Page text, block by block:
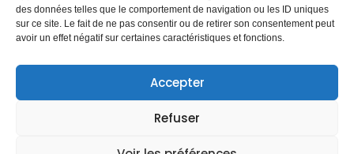
des données telles que le comportement de navigation ou les ID uniques
sur ce site. Le fait de ne pas consentir ou de retirer son consentement peut
avoir un effet négatif sur certaines caractéristiques et fonctions.
Accepter
Refuser
Azur Toiture Rénovation, fondée par Marius, artisan
couvreur depuis plus de 15 ans. Travaux de toiture,
isolation et rénovation sur la Côte d'Azur. Savoir-faire,